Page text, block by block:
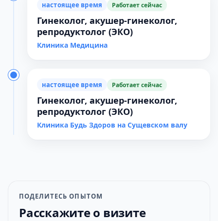
настоящее время Работает сейчас
Гинеколог, акушер-гинеколог,
репродуктолог (ЭКО)
Клиника Медицина
настоящее время Работает сейчас
Гинеколог, акушер-гинеколог,
репродуктолог (ЭКО)
Клиника Будь Здоров на Сущевском валу
ПОДЕЛИТЕСЬ ОПЫТОМ
Расскажите о визите